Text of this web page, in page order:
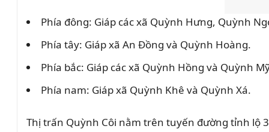
Phía đông: Giáp các xã Quỳnh Hưng, Quỳnh
Phía tây: Giáp xã An Đồng và Quỳnh Hoàng.
Phía bắc: Giáp các xã Quỳnh Hồng và Quỳnh
Phía nam: Giáp xã Quỳnh Khê và Quỳnh Xá.
Thị trấn Quỳnh Côi nằm trên tuyến đường tỉnh lộ